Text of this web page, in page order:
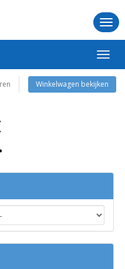
in-/
Winkelwagen bekijken